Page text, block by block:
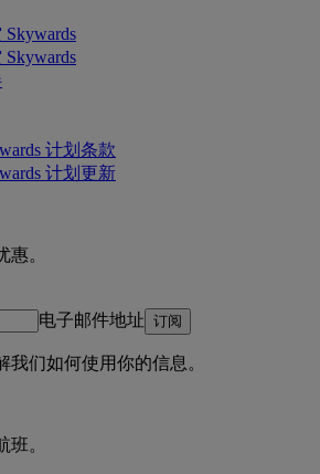
计划条款
计划更新
。
电子邮件地址 订阅
我们如何使用你的信息。
班。